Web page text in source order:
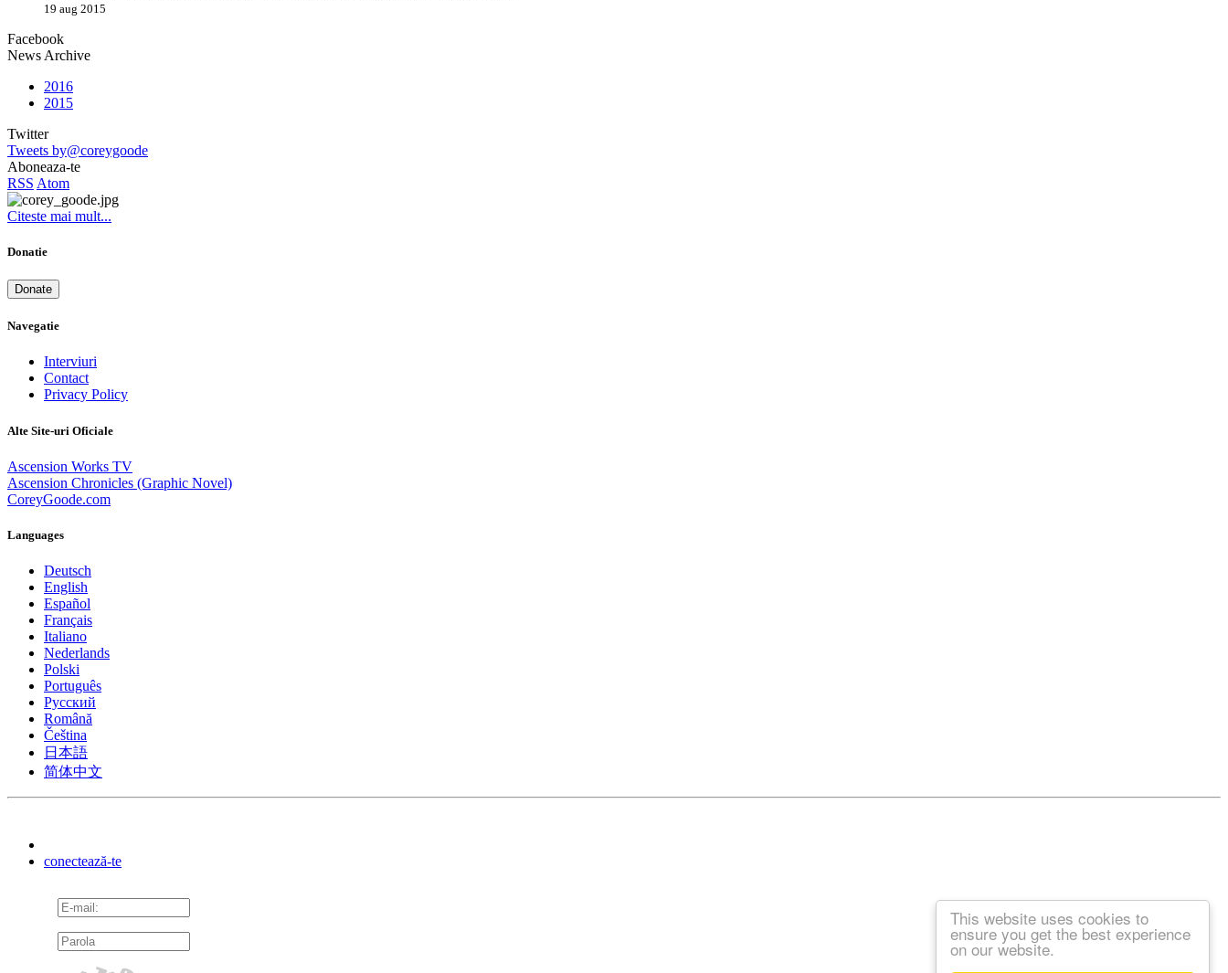
This website uses cookies to
ensure you get the best experience
on our website.
19 aug 2015
Facebook
News Archive
2016
2015
Twitter
Tweets by@coreygoode
Aboneaza-te
RSS Atom
Citeste mai mult...
Donatie
Donate
Navegatie
Interviuri
Contact
Privacy Policy
Alte Site-uri Oficiale
Ascension Works TV
Ascension Chronicles (Graphic Novel)
CoreyGoode.com
Languages
Deutsch
English
Español
Français
Italiano
Nederlands
Polski
Português
Pусский
Română
Čeština
日本語
简体中文
conectează-te